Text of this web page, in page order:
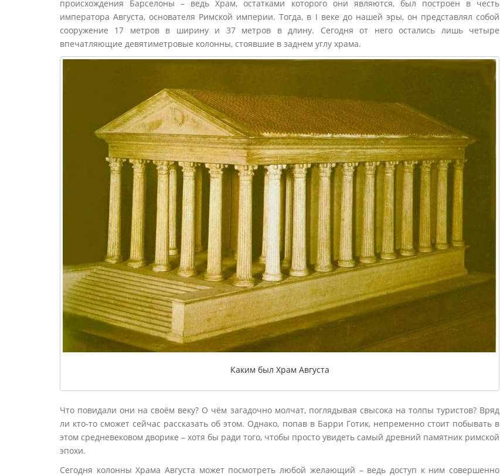
происхождения Барселоны – ведь Храм, остатками которого они являются, был построен в честь
императора Августа, основателя Римской империи. Тогда, в I веке до нашей эры, он представлял собой
сооружение 17 метров в ширину и 37 метров в длину. Сегодня от него остались лишь четыре
впечатляющие девятиметровые колонны, стоявшие в заднем углу храма.
Каким был Храм Августа
Что повидали они на своём веку? О чём загадочно молчат, поглядывая свысока на толпы туристов? Вряд
ли кто-то сможет сейчас рассказать об этом. Однако, попав в Барри Готик, непременно стоит побывать в
этом средневековом дворике – хотя бы ради того, чтобы просто увидеть самый древний памятник римской
эпохи.
Сегодня колонны Храма Августа может посмотреть любой желающий – ведь доступ к ним совершенно